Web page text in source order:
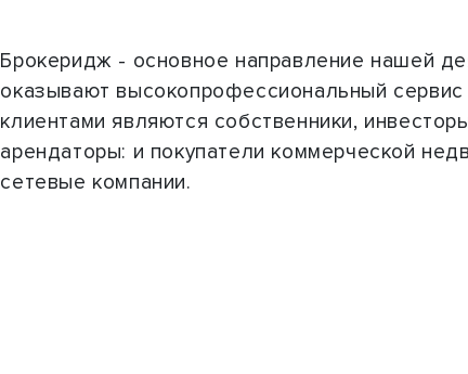
Брокеридж - основное направление нашей
оказывают высокопрофессиональный
клиентами являются собственники,
арендаторы: и покупатели коммерческой
сетевые компании.